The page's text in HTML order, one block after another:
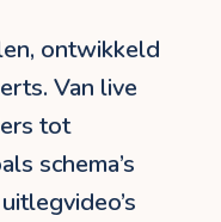
ontwikkeld
Van live
tot
schema’s